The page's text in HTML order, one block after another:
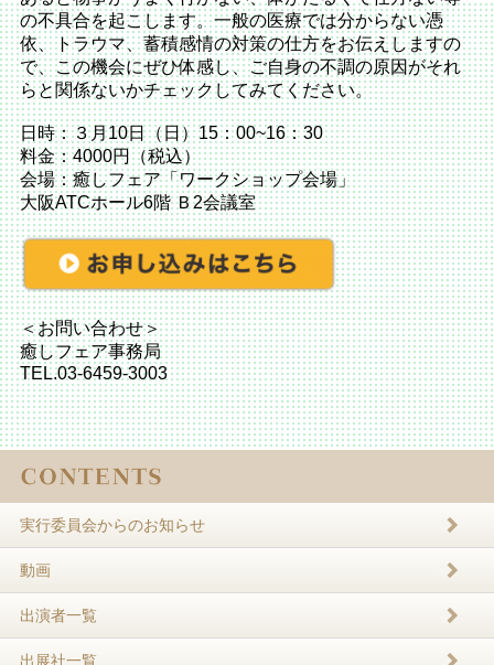
の不具合を起こします。一般の医療では分からない憑
依、トラウマ、蓄積感情の対策の仕方をお伝えしますの
で、この機会にぜひ体感し、ご自身の不調の原因がそれ
らと関係ないかチェックしてみてください。
日時：３月10日（日）15：00~16：30
料金：4000円（税込）
会場：癒しフェア「ワークショップ会場」
大阪ATCホール6階 Ｂ2会議室
＜お問い合わせ＞
癒しフェア事務局
TEL.03-6459-3003
実行委員会からのお知らせ
動画
出演者一覧
出展社一覧